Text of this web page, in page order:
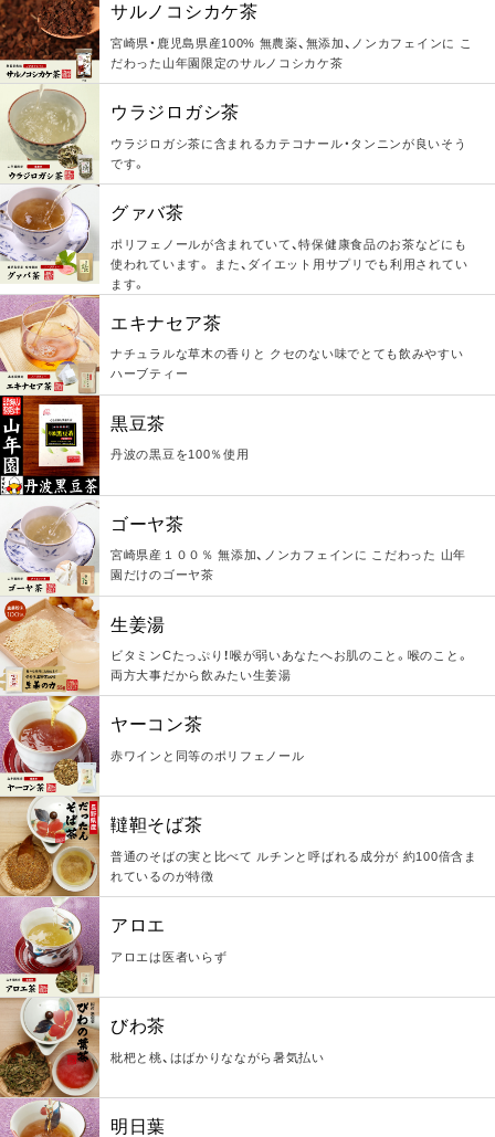
サルノコシカケ茶
宮崎県・鹿児島県産100% 無農薬、無添加、ノンカフェインに こ
だわった山年園限定のサルノコシカケ茶
ウラジロガシ茶
ウラジロガシ茶に含まれるカテコナール・タンニンが良いそう
です。
グァバ茶
ポリフェノールが含まれていて、特保健康食品のお茶などにも
使われています。 また、ダイエット用サプリでも利用されてい
ます。
エキナセア茶
ナチュラルな草木の香りと クセのない味でとても飲みやすい
ハーブティー
黒豆茶
丹波の黒豆を100％使用
ゴーヤ茶
宮崎県産１００％ 無添加、ノンカフェインに こだわった 山年
園だけのゴーヤ茶
生姜湯
ビタミンCたっぷり！喉が弱いあなたへお肌のこと。喉のこと。
両方大事だから飲みたい生姜湯
ヤーコン茶
赤ワインと同等のポリフェノール
韃靼そば茶
普通のそばの実と比べて ルチンと呼ばれる成分が 約100倍含ま
れているのが特徴
アロエ
アロエは医者いらず
びわ茶
枇杷と桃、はばかりなながら暑気払い
明日葉